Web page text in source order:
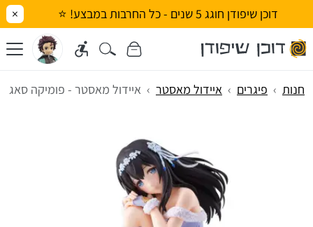
דוכן שיפודן חוגג 5 שנים - כל החרבות במבצע! ⭐ ×
חנות פיגרים איידול מאסטר איידול מאסטר - פומיקה